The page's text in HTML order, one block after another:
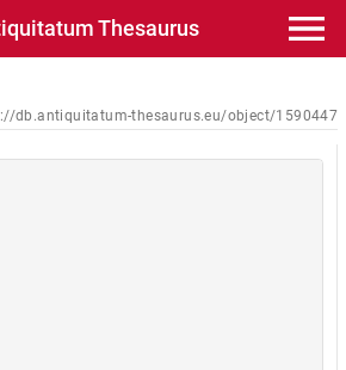
Thesaurus
db.antiquitatum-thesaurus.eu/object/1590447